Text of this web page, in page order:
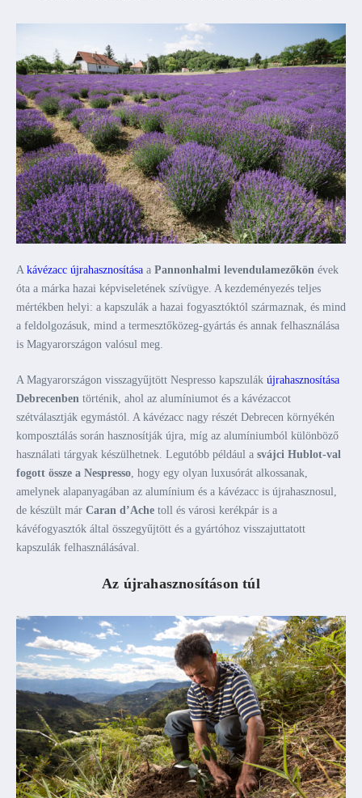
A kávézacc újrahasznosítása a Pannonhalmi levendulamezőkön évek
óta a márka hazai képviseletének szívügye. A kezdeményezés teljes
mértékben helyi: a kapszulák a hazai fogyasztóktól származnak, és mind
a feldolgozásuk, mind a termesztőközeg-gyártás és annak felhasználása
is Magyarországon valósul meg.
A Magyarországon visszagyűjtött Nespresso kapszulák újrahasznosítása
Debrecenben történik, ahol az alumíniumot és a kávézaccot
szétválasztják egymástól. A kávézacc nagy részét Debrecen környékén
komposztálás során hasznosítják újra, míg az alumíniumból különböző
használati tárgyak készülhetnek. Legutóbb például a svájci Hublot-val
fogott össze a Nespresso , hogy egy olyan luxusórát alkossanak,
amelynek alapanyagában az alumínium és a kávézacc is újrahasznosul,
de készült már Caran d’Ache toll és városi kerékpár is a
kávéfogyasztók által összegyűjtött és a gyártóhoz visszajuttatott
kapszulák felhasználásával.
Az újrahasznosításon túl